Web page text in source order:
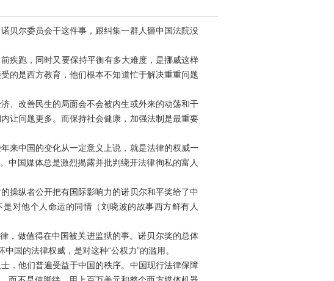
尔委员会干这件事，跟纠集一群人砸中国法院没
跑，同时又要保持平衡有多大难度，是挪威这样
的是西方教育，他们根本不知道忙于解决重重问题
改善民生的局面会不会被内生或外来的动荡和干
让问题更多。而保持社会健康，加强法制是最重要
中国的变化从一定意义上说，就是法律的权威一
中国媒体总是激烈揭露并批判绕开法律徇私的富人
纵者公开把有国际影响力的诺贝尔和平奖给了中
对他个人命运的同情（刘晓波的故事西方鲜有人
做值得在中国被关进监狱的事。诺贝尔奖的总体
国的法律权威，是对这种“公权力”的滥用。
他们普遍受益于中国的秩序。中国现行法律保障